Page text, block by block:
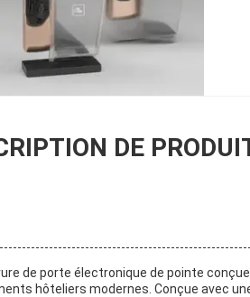
DE
de porte électronique de pointe
hôteliers modernes. Conçue avec